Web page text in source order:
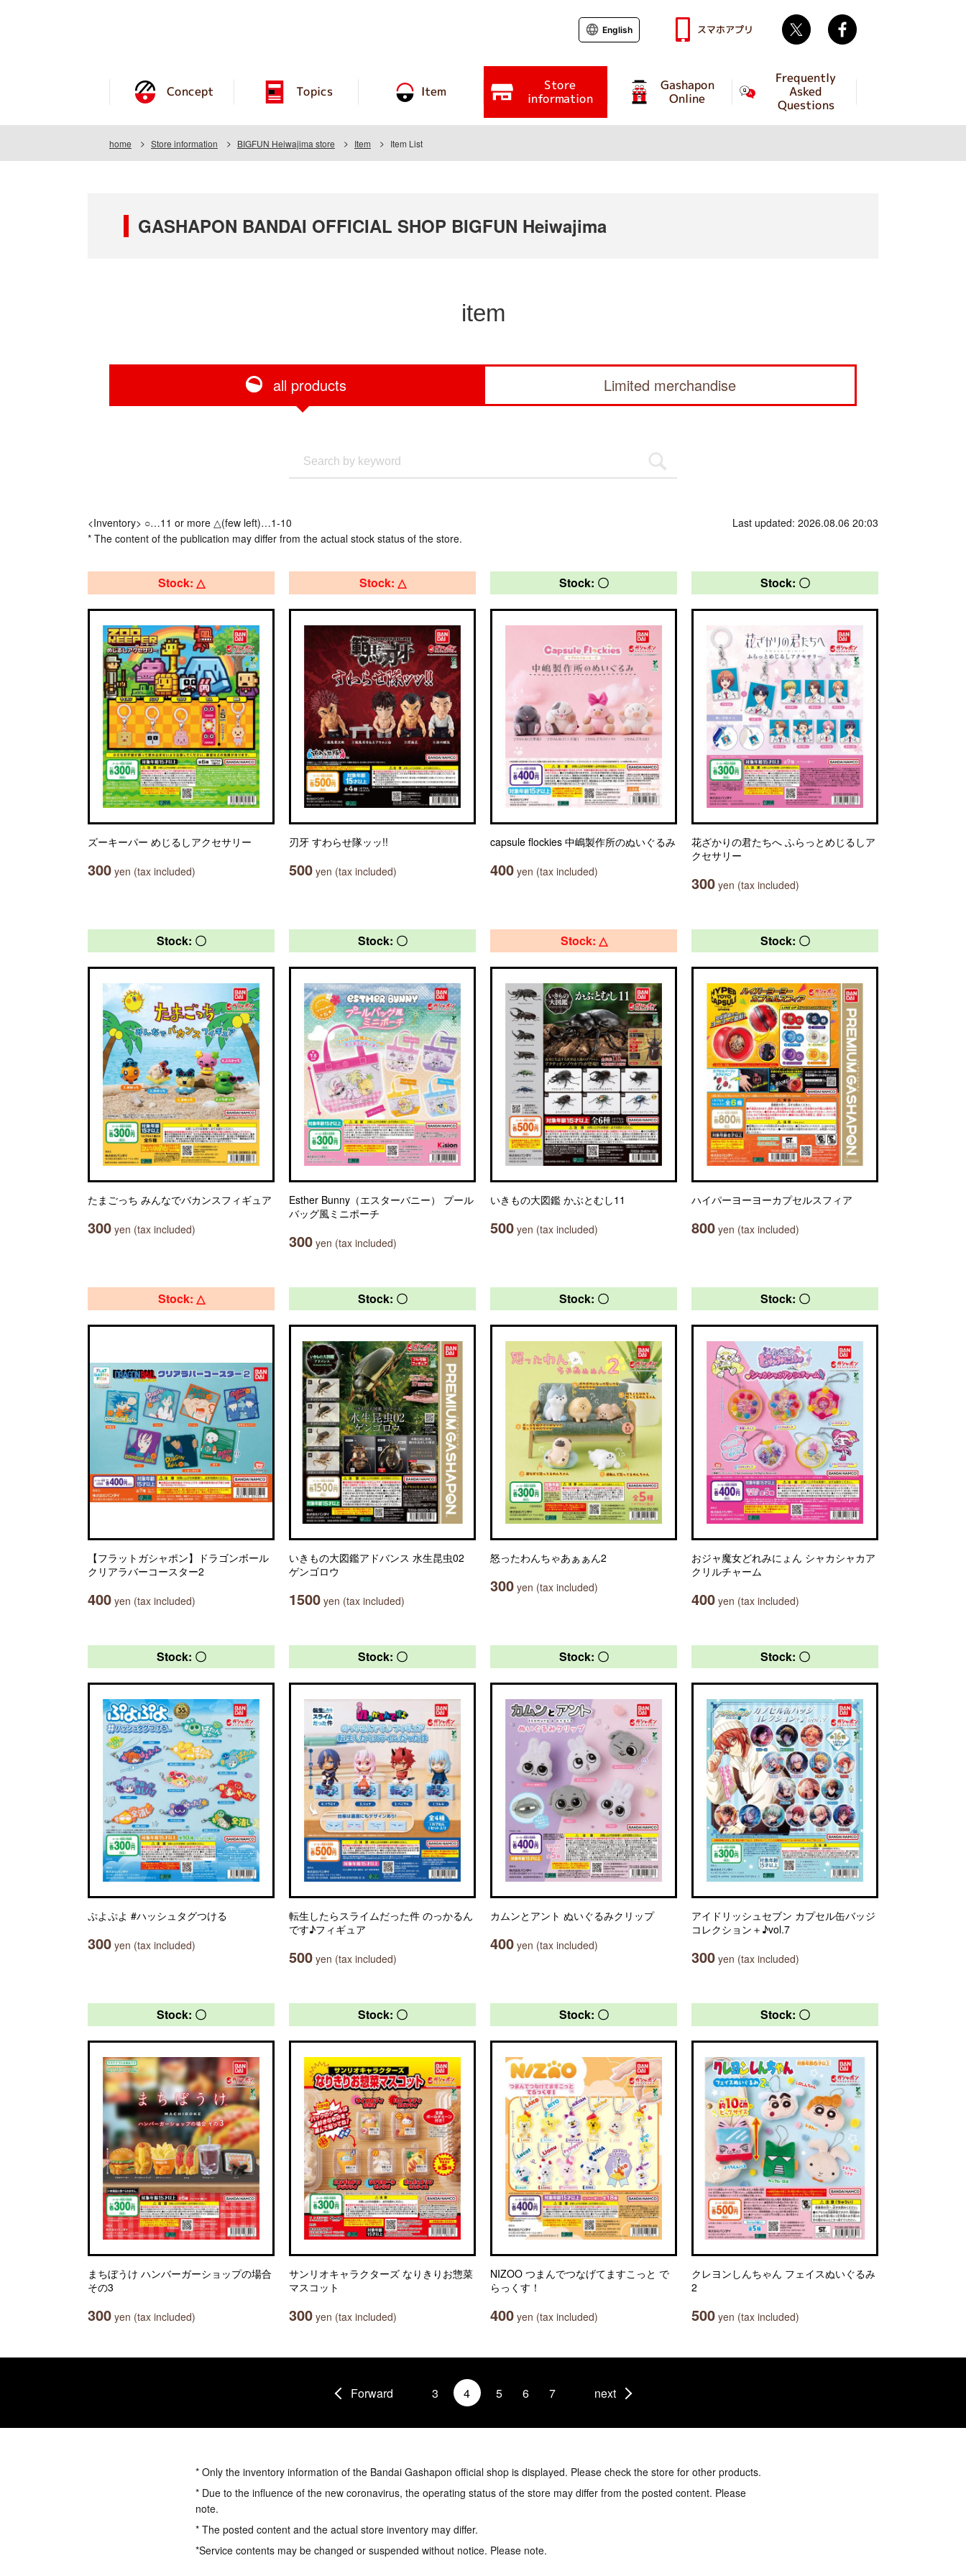
Concept Topics Item Store
information
Gashapon
Online
Frequently
Asked
Questions
English スマホアプリ Twitter
home Store information BIGFUN Heiwajima store Item Item List
GASHAPON BANDAI OFFICIAL SHOP BIGFUN Heiwajima
item
all products Limited merchandise
<Inventory> ○…11 or more △(few left)…1-10
* The content of the publication may differ from the actual stock status of the store.
Last updated: 2026.08.06 20:03
Stock: △
ズーキーパー めじるしアクセサリー
300 yen (tax included)
Stock: △
刃牙 すわらせ隊ッッ!!
500 yen (tax included)
Stock: 〇
capsule flockies 中嶋製作所のぬいぐるみ
400 yen (tax included)
Stock: 〇
花ざかりの君たちへ ふらっとめじるしア
クセサリー
300 yen (tax included)
Stock: 〇
たまごっち みんなでバカンスフィギュア
300 yen (tax included)
Stock: 〇
Esther Bunny（エスターバニー） プール
バッグ風ミニポーチ
300 yen (tax included)
Stock: △
いきもの大図鑑 かぶとむし11
500 yen (tax included)
Stock: 〇
ハイパーヨーヨーカプセルスフィア
800 yen (tax included)
Stock: △
【フラットガシャポン】ドラゴンボール
クリアラバーコースター2
400 yen (tax included)
Stock: 〇
いきもの大図鑑アドバンス 水生昆虫02
ゲンゴロウ
1500 yen (tax included)
Stock: 〇
怒ったわんちゃあぁぁん2
300 yen (tax included)
Stock: 〇
おジャ魔女どれみにょん シャカシャカア
クリルチャーム
400 yen (tax included)
Stock: 〇
ぷよぷよ #ハッシュタグつける
300 yen (tax included)
Stock: 〇
転生したらスライムだった件 のっかるん
です♪フィギュア
500 yen (tax included)
Stock: 〇
カムンとアント ぬいぐるみクリップ
400 yen (tax included)
Stock: 〇
アイドリッシュセブン カプセル缶バッジ
コレクション＋♪vol.7
300 yen (tax included)
Stock: 〇
まちぼうけ ハンバーガーショップの場合
その3
300 yen (tax included)
Stock: 〇
サンリオキャラクターズ なりきりお惣菜
マスコット
300 yen (tax included)
Stock: 〇
NIZOO つまんでつなげてますこっと で
らっくす！
400 yen (tax included)
Stock: 〇
クレヨンしんちゃん フェイスぬいぐるみ
2
500 yen (tax included)
Forward 3 4 5 6 7 next
* Only the inventory information of the Bandai Gashapon official shop is displayed. Please check the store for other products.
* Due to the influence of the new coronavirus, the operating status of the store may differ from the posted content. Please
note.
* The posted content and the actual store inventory may differ.
*Service contents may be changed or suspended without notice. Please note.